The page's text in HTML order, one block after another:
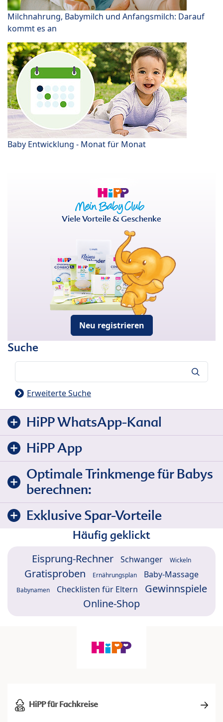
Milchnahrung, Babymilch und Anfangsmilch: Darauf
kommt es an
Baby Entwicklung - Monat für Monat
Viele Vorteile & Geschenke
Neu registrieren
Suche
Erweiterte Suche
HiPP WhatsApp-Kanal
HiPP App
Optimale Trinkmenge für Babys
berechnen:
Exklusive Spar-Vorteile
Häufig geklickt
Eisprung-Rechner Schwanger Wickeln
Gratisproben Ernährungsplan Baby-Massage
Babynamen Checklisten für Eltern
Gewinnspiele
Online-Shop
HiPP für Fachkreise